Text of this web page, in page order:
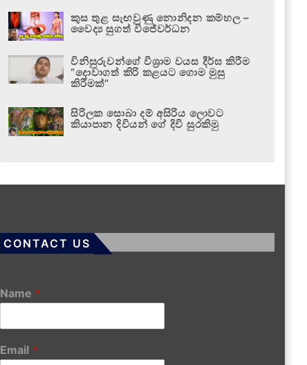
කුස තුළ සැඟවුණු නොනිදන කම්හල –
වෛද්‍ය සුගත් විජේවර්ධන
විනිසුරුවන්ගේ විශ්‍රාම වයස දීර්ඝ කිරීම
“දොවාගත් කිරි කළයට ගොම මුසු
කිරීමක්”
සිරිලක සොබා දම් අසිරිය ලොවට
කියාපාන දිවියන් ගේ දිවි සුරකිමු
CONTACT US
Name *
Email *